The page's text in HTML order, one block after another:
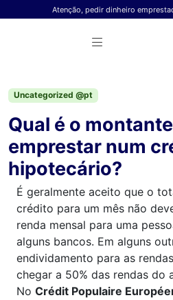
Skip to contentAtenção, pedir dinheiro
Uncategorized @pt
Qual é o
emprestar num
hipotecário?
É geralmente aceito que o
crédito para um mês não
renda mensal para uma
alguns bancos. Em alguns
endividamento para as
chegar a 50% das rendas do
No Crédit Populaire